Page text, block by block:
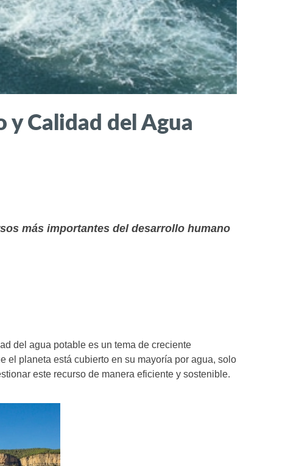
Calidad del Agua
más importantes del desarrollo humano
del agua potable es un tema de creciente
el planeta está cubierto en su mayoría por agua, solo
este recurso de manera eficiente y sostenible.